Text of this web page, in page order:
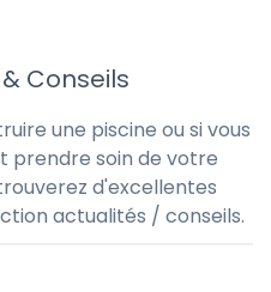
Conseils
une piscine ou si vous
prendre soin de votre
d'excellentes
actualités / conseils.